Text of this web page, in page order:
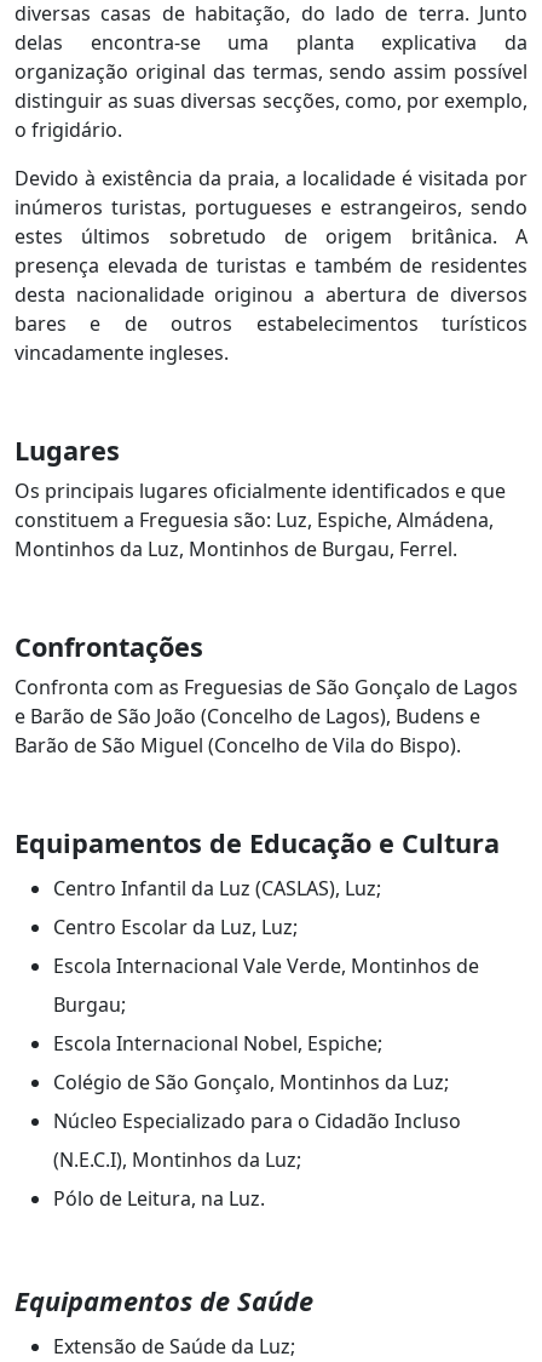
diversas casas de habitação, do lado de terra. Junto
delas encontra-se uma planta explicativa da
organização original das termas, sendo assim possível
distinguir as suas diversas secções, como, por exemplo,
o frigidário.
Devido à existência da praia, a localidade é visitada por
inúmeros turistas, portugueses e estrangeiros, sendo
estes últimos sobretudo de origem britânica. A
presença elevada de turistas e também de residentes
desta nacionalidade originou a abertura de diversos
bares e de outros estabelecimentos turísticos
vincadamente ingleses.
Lugares
Os principais lugares oficialmente identificados e que
constituem a Freguesia são: Luz, Espiche, Almádena,
Montinhos da Luz, Montinhos de Burgau, Ferrel.
Confrontações
Confronta com as Freguesias de São Gonçalo de Lagos
e Barão de São João (Concelho de Lagos), Budens e
Barão de São Miguel (Concelho de Vila do Bispo).
Equipamentos de Educação e Cultura
Centro Infantil da Luz (CASLAS), Luz;
Centro Escolar da Luz, Luz;
Escola Internacional Vale Verde, Montinhos de
Burgau;
Escola Internacional Nobel, Espiche;
Colégio de São Gonçalo, Montinhos da Luz;
Núcleo Especializado para o Cidadão Incluso
(N.E.C.I), Montinhos da Luz;
Pólo de Leitura, na Luz.
Equipamentos de Saúde
Extensão de Saúde da Luz;